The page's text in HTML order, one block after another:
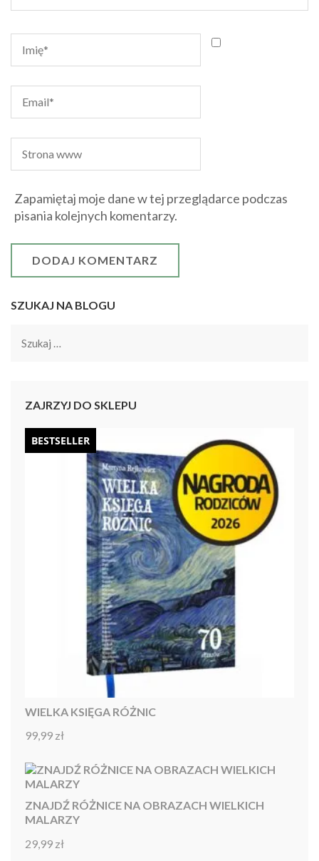
Zapamiętaj moje dane w tej przeglądarce podczas
pisania kolejnych komentarzy.
SZUKAJ NA BLOGU
Szukaj:
ZAJRZYJ DO SKLEPU
BESTSELLER
WIELKA KSIĘGA RÓŻNIC
Oceniono
99,99 zł
ZNAJDŹ RÓŻNICE NA OBRAZACH WIELKICH
MALARZY
Oceniono
29,99 zł